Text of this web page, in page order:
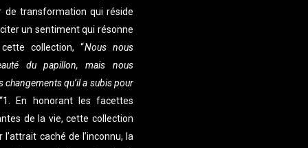
de transformation qui réside
un sentiment qui résonne
collection, “Nous nous
du papillon, mais nous
qu’il a subis pour
“1
. En honorant les facettes
de la vie, cette collection
caché de l’inconnu, la